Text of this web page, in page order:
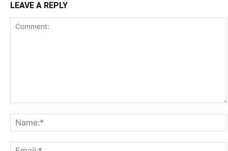
LEAVE A REPLY